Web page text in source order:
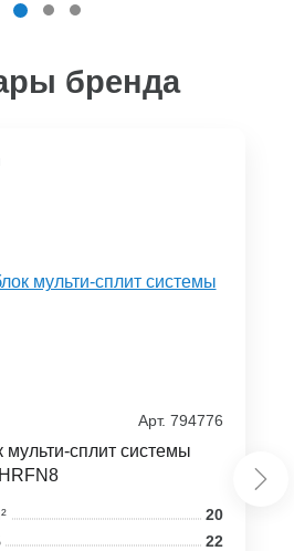
бренда
Арт. 794776
мульти-сплит системы
20
22